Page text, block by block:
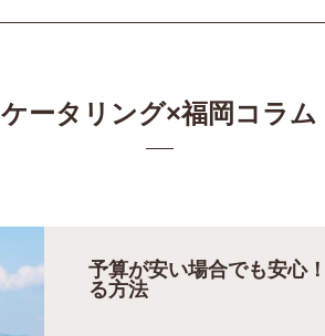
ケータリング×福岡コラム
予算が安い場合でも安心
る方法